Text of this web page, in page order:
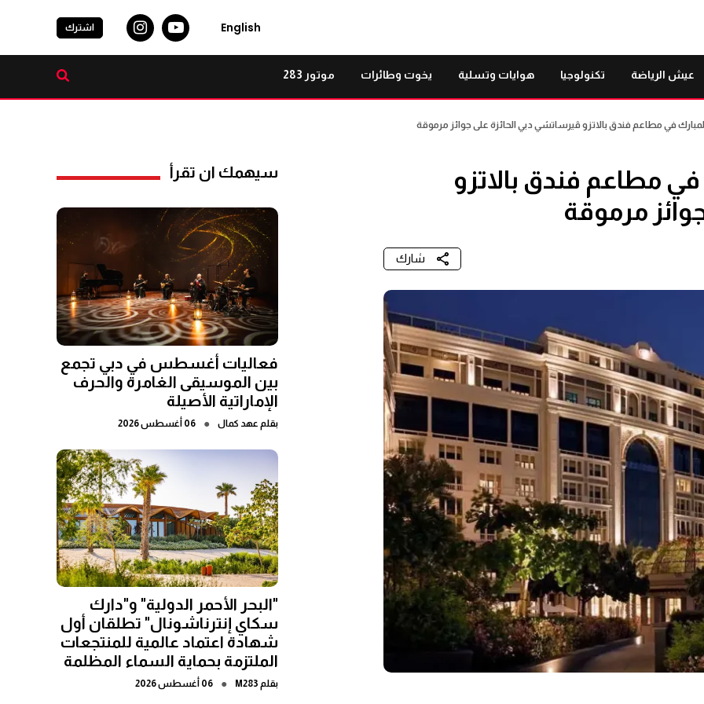
English اشترك
عيش الرياضة تكنولوجيا هوايات وتسلية يخوت وطائرات موتور 283
المبارك في مطاعم فندق بالاتزو ڤيرساتشي دبي الحائزة على جوائز مرموقة
في مطاعم فندق بالاتزو
مرموقة
شارك
سيهمك ان تقرأ
فعاليات أغسطس في دبي تجمع
بين الموسيقى الغامرة والحرف
الإماراتية الأصيلة
بقلم عهد كمال ● 06 أغسطس 2026
"البحر الأحمر الدولية" و"دارك
سكاي إنترناشونال" تطلقان أول
شهادة اعتماد عالمية للمنتجعات
الملتزمة بحماية السماء المظلمة
بقلم M283
● 06 أغسطس 2026